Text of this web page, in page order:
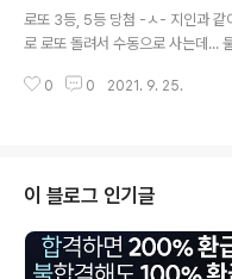
0&spq=0 isa계좌 수익 출금 예를
로또 3등, 5등 당첨 -ㅅ- 지인과 같
로 로또 돌려서 수동으로 사는데...
는데!!
0 0 2021. 9. 25.
이 블로그 인기글